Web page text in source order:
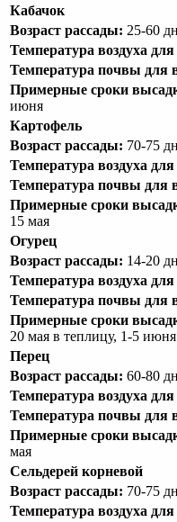
Кабачок
Возраст рассады: 25-60
Температура воздуха
Температура почвы для
Примерные сроки
июня
Картофель
Возраст рассады: 70-75
Температура воздуха
Температура почвы для
Примерные сроки
15 мая
Огурец
Возраст рассады: 14-20
Температура воздуха
Температура почвы для
Примерные сроки
20 мая в теплицу, 1-5
Перец
Возраст рассады: 60-80
Температура воздуха
Температура почвы для
Примерные сроки
мая
Сельдерей корневой
Возраст рассады: 70-75
Температура воздуха